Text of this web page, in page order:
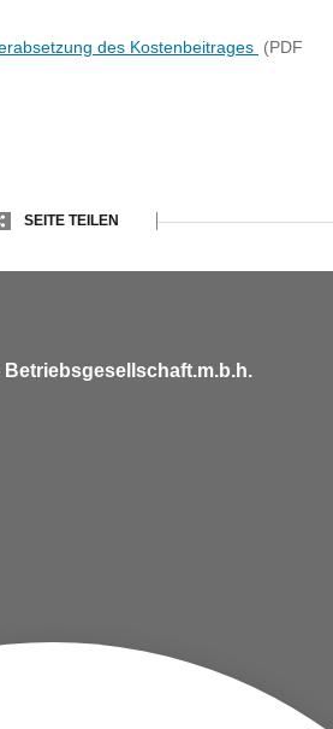
des Kostenbeitrages (PDF
SEITE TEILEN